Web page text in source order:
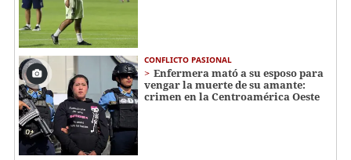
CONFLICTO PASIONAL
Enfermera mató a su esposo para
vengar la muerte de su amante:
crimen en la Centroamérica Oeste